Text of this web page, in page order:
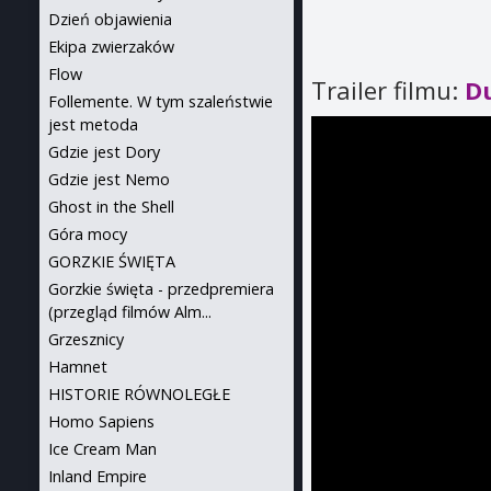
Trailer filmu:
Dzień objawienia
Ekipa zwierzaków
Flow
Follemente. W tym szaleństwie
jest metoda
Gdzie jest Dory
Gdzie jest Nemo
Ghost in the Shell
Góra mocy
GORZKIE ŚWIĘTA
Gorzkie święta - przedpremiera
(przegląd filmów Alm...
Grzesznicy
Hamnet
HISTORIE RÓWNOLEGŁE
Homo Sapiens
Ice Cream Man
Inland Empire